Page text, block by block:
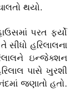
થયો.
પરત ફર્યો
સીધો હરિલાલના
ઇન્જેક્શન
પાસે ખુરશી
જણાતો હતો.